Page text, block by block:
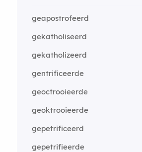
geapostrofeerd
gekatholiseerd
gekatholizeerd
gentrificeerde
geoctrooieerde
geoktrooieerde
gepetrificeerd
gepetrifieerde